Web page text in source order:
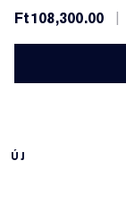
Ft108,300.00
ÚJ